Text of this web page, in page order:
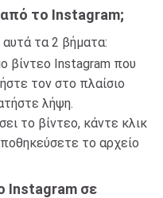
το Instagram;
τα 2 βήματα:
βίντεο Instagram που
τον στο πλαίσιο
λήψη.
το βίντεο, κάντε κλικ
το αρχείο
Instagram σε